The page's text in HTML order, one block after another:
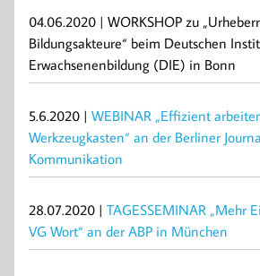
04.06.2020 | WORKSHOP zu
Bildungsakteure“ beim Deutschen
Erwachsenenbildung (DIE) in Bonn
5.6.2020 | WEBINAR „Effizient
Werkzeugkasten“ an der Berliner
Kommunikation
28.07.2020 | TAGESSEMINAR „Mehr
VG Wort“ an der ABP in München